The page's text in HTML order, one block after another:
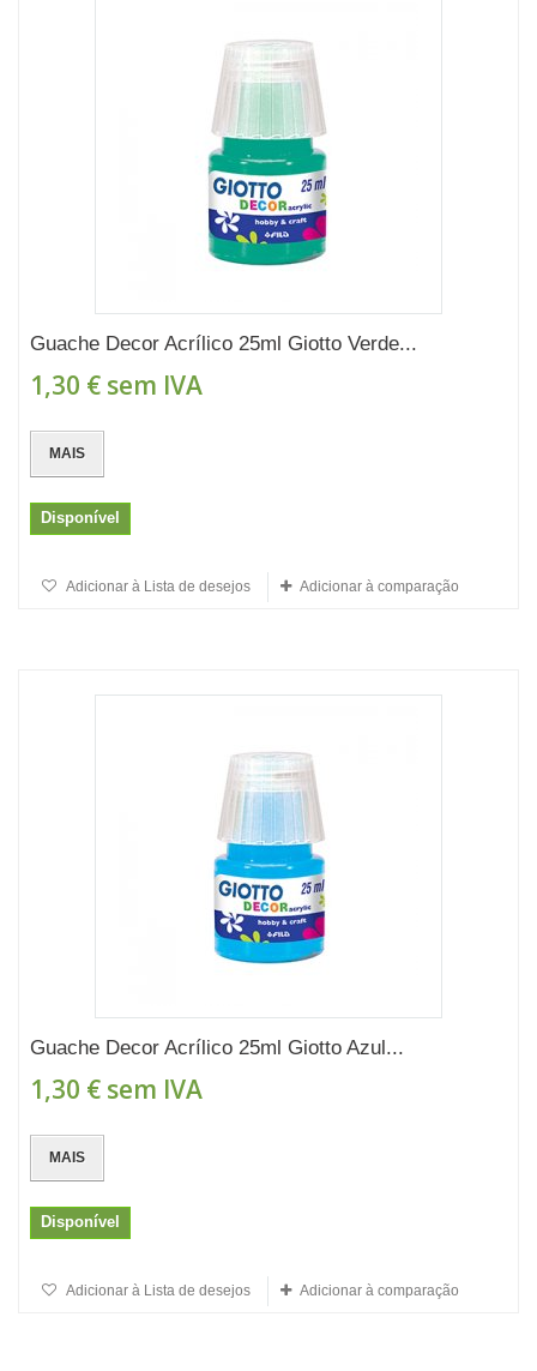
Guache Decor Acrílico 25ml Giotto Verde...
1,30 € sem IVA
MAIS
Disponível
Adicionar à Lista de desejos Adicionar à comparação
Guache Decor Acrílico 25ml Giotto Azul...
1,30 € sem IVA
MAIS
Disponível
Adicionar à Lista de desejos Adicionar à comparação